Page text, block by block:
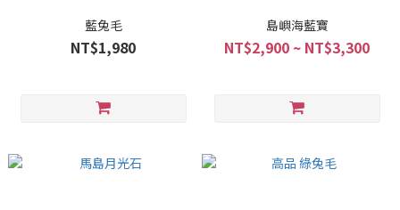
藍兔毛
NT$1,980
島嶼海藍寶
NT$2,900 ~ NT$3,300